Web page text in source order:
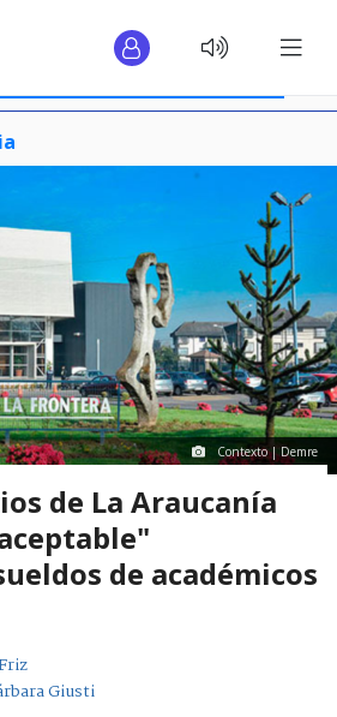
Contexto | Demre
de La Araucanía
de académicos
Giusti